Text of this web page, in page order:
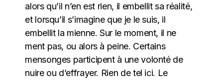
alors qu’il n’en est rien, il embellit sa réalité,
et lorsqu’il s’imagine que je le suis, il
embellit la mienne. Sur le moment, il ne
ment pas, ou alors à peine. Certains
mensonges participent à une volonté de
nuire ou d’effrayer. Rien de tel ici. Le